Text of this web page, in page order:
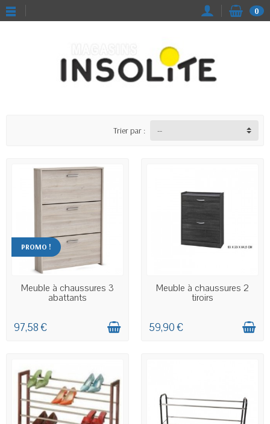
0
Trier par :
PROMO !
EN STOCK
Meuble à chaussures 3
abattants
97,58 €
EN STOCK
Meuble à chaussures 2
tiroirs
59,90 €